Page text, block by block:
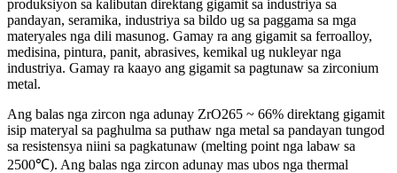
produksiyon sa kalibutan direktang gigamit sa industriya sa
pandayan, seramika, industriya sa bildo ug sa paggama sa mga
materyales nga dili masunog. Gamay ra ang gigamit sa ferroalloy,
medisina, pintura, panit, abrasives, kemikal ug nukleyar nga
industriya. Gamay ra kaayo ang gigamit sa pagtunaw sa zirconium
metal.
Ang balas nga zircon nga adunay ZrO265 ~ 66% direktang gigamit
isip materyal sa paghulma sa puthaw nga metal sa pandayan tungod
sa resistensya niini sa pagkatunaw (melting point nga labaw sa
2500℃). Ang balas nga zircon adunay mas ubos nga thermal